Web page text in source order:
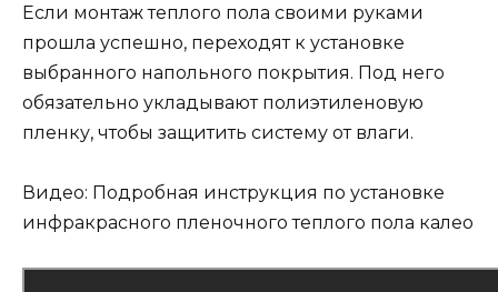
Если монтаж теплого пола своими руками
прошла успешно, переходят к установке
выбранного напольного покрытия. Под него
обязательно укладывают полиэтиленовую
пленку, чтобы защитить систему от влаги.
Видео: Подробная инструкция по установке
инфракрасного пленочного теплого пола калео